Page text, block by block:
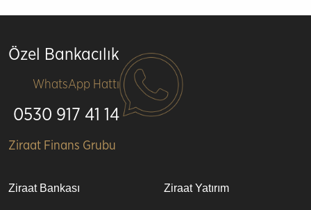
Özel Bankacılık
WhatsApp Hattı
0530 917 41 14
Alt
Ziraat Finans Grubu
Ziraat Bankası Ziraat Yatırım